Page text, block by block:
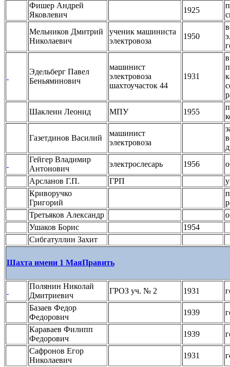
Фишер Андрей
Яковлевич
1925
Мельников Дмитрий
Николаевич
ученик машиниста
электровоза
1950
Эдельберг Павел
Беньяминович
машинист
электровоза
шахтоучасток 44
1931
Шаклеин Леонид
МПУ 1955
Газетдинов Василий
машинист
электровоза
Гейгер Владимир
Антонович
электрослесарь 1956
Арсланов Г.П.
ГРП
Криворучко
Григорий
Третьяков Александр
Ушаков Борис
1954
Сибгатуллин Захит
Шахта имени 1 МаяПравить
Полянин Николай
Дмитриевич
ГРОЗ уч. № 2 1931
Базаев Федор
Федорович
1939
Караваев Филипп
Федорович
1939
Сафронов Егор
Николаевич
1931